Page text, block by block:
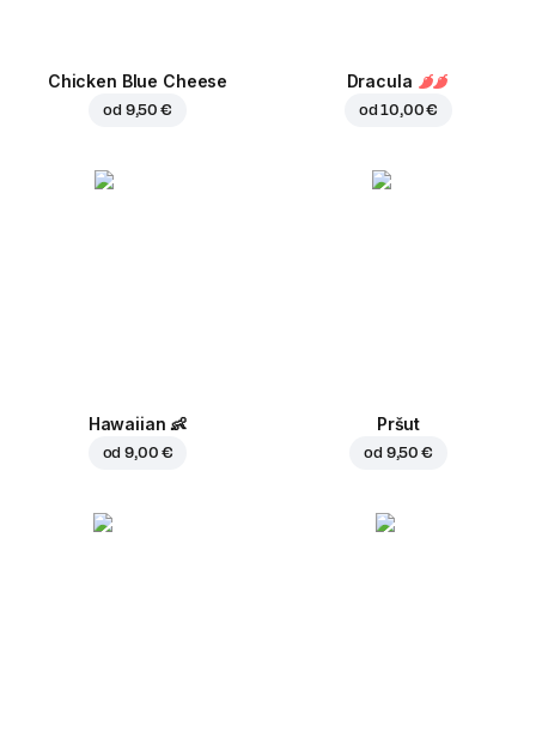
Chicken Blue Cheese
od 9,50 €
Dracula
od10,00 €
Hawaiian 👶
od9,00 €
Pršut
od 9,50 €